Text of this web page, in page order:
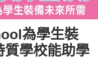
為學生裝
質學校能助學